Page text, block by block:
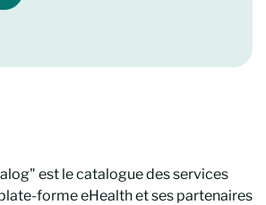
est le catalogue des services
forme eHealth et ses partenaires